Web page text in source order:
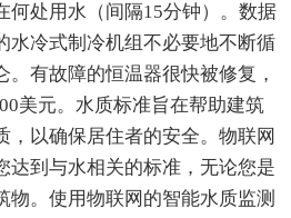
何处用水（间隔15分钟）。数据
水冷式制冷机组不必要地不断循
有故障的恒温器很快被修复，
美元。水质标准旨在帮助建筑
，以确保居住者的安全。物联网
达到与水相关的标准，无论您是
物。使用物联网的智能水质监测